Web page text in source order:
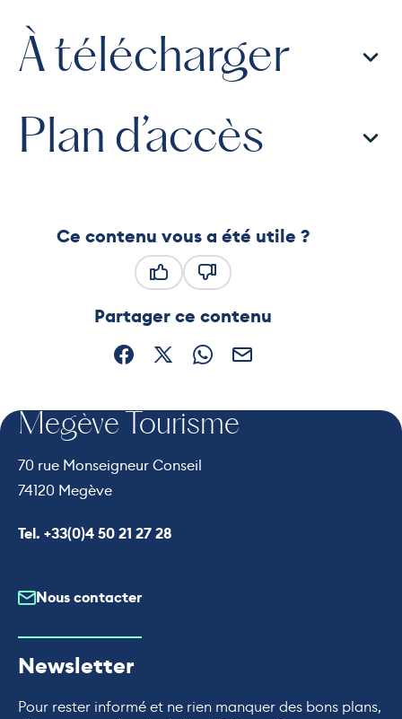
À télécharger
Plan d’accès
Ce contenu vous a été utile ?
Partager ce contenu
Partager sur Facebook (nouvelle fenêtre)
Partager sur X / Twitter (nouvelle
Partager sur WhatsApp
Partager par mail
Megève Tourisme
70 rue Monseigneur Conseil
74120 Megève
Appeler le
Tel. +33(0)4 50 21 27 28
Nous contacter
Newsletter
Pour rester informé et ne rien manquer des bons plans,